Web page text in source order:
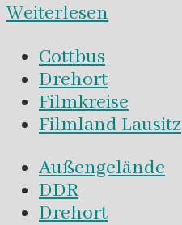
Weiterlesen
Cottbus
Drehort
Filmkreise
Filmland Lausitz
Außengelände
DDR
Drehort